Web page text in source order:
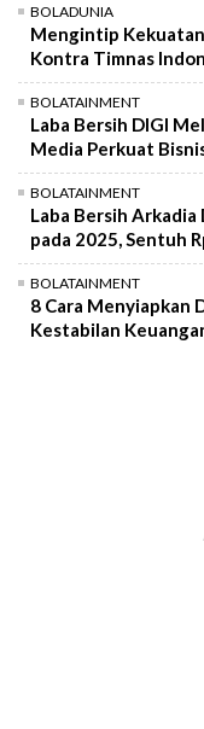
BOLADUNIA
Mengintip
Kontra Timnas
BOLATAINMENT
Laba Bersih DIGI
Media Perkuat
BOLATAINMENT
Laba Bersih
pada 2025, Sentuh
BOLATAINMENT
8 Cara Menyiapkan
Kestabilan